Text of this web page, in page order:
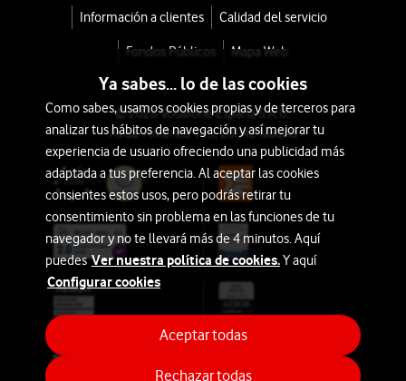
Auriculares
Acondicionados
Imagen
Sonido
Marcas
opciones
financiación
ventajosas
suelen
vinculadas
Información a clientes Calidad del servicio
Fondos Públicos Mapa Web
© 2026 Vodafone España S.A.U.
Avda. América 115, 28042 Madrid
Ya sabes... lo de las cookies
Como sabes, usamos cookies propias y de terceros para
analizar tus hábitos de navegación y así mejorar tu
experiencia de usuario ofreciendo una publicidad más
adaptada a tus preferencia. Al aceptar las cookies
consientes estos usos, pero podrás retirar tu
consentimiento sin problema en las funciones de tu
navegador y no te llevará más de 4 minutos. Aquí
puedesVer nuestra política de cookies.Y aquí
Configurar cookies
Rechazar todas
Aceptar todas